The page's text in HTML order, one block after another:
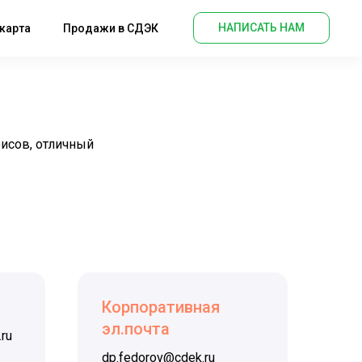
Продажи в СДЭК НАПИСАТЬ НАМ
отличный
Корпоративная
эл.почта
dp.fedorov@cdek.ru